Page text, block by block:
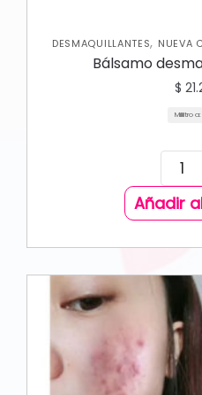
DESMAQUILLANTES, NUEVA
CARE
Bálsamo
$
Mililitro a:
Añadir